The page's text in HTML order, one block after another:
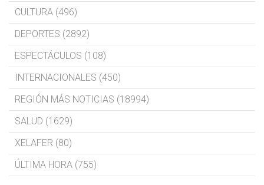
CULTURA (496)
DEPORTES (2892)
ESPECTÁCULOS (108)
INTERNACIONALES (450)
REGIÓN MÁS NOTICIAS (18994)
SALUD (1629)
XELAFER (80)
ÚLTIMA HORA (755)